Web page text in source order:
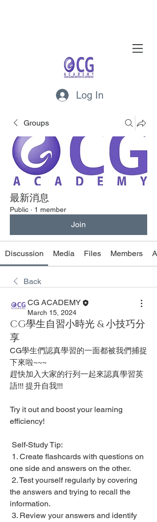
Log In
Groups
最新消息
Public · 1 member
Join
Discussion Media Files Members
Back
CG ACADEMY
March 15, 2024
CG學生自習小時光 & 小技巧分
享
CG學生們認真學習的一面都被我們捕捉
下來啦~~~
趕快加入大家的行列一起來認真學習英
語!!! 提升自我!!!
Try it out and boost your learning
efficiency!
Self-Study Tip:
1. Create flashcards with questions on
one side and answers on the other.
2. Test yourself regularly by covering
the answers and trying to recall the
information.
3. Review your answers and identify